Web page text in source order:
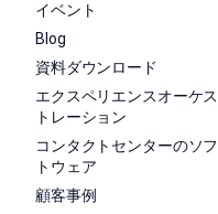
イベント
Blog
資料ダウンロード
エクスペリエンスオーケス
トレーション
コンタクトセンターのソフ
トウェア
顧客事例